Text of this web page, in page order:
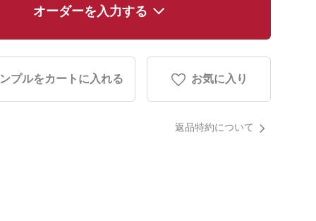
オーダーを入力する
プルをカートに入れる お気に入り
返品特約について